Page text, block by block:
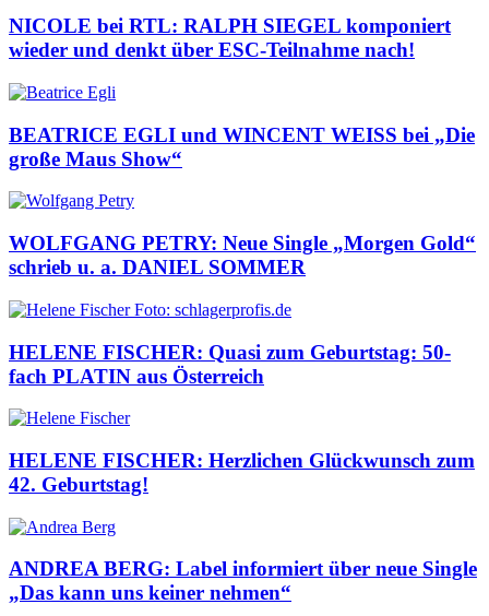
NICOLE bei RTL: RALPH SIEGEL komponiert
wieder und denkt über ESC-Teilnahme nach!
BEATRICE EGLI und WINCENT WEISS bei „Die
große Maus Show“
WOLFGANG PETRY: Neue Single „Morgen Gold“
schrieb u. a. DANIEL SOMMER
HELENE FISCHER: Quasi zum Geburtstag: 50-
fach PLATIN aus Österreich
HELENE FISCHER: Herzlichen Glückwunsch zum
42. Geburtstag!
ANDREA BERG: Label informiert über neue Single
„Das kann uns keiner nehmen“